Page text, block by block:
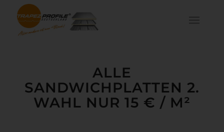
ALLE
SANDWICHPLATTEN 2.
WAHL NUR 15 € / M²